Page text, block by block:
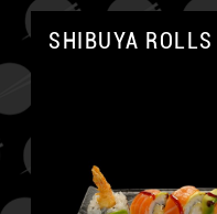
SHIBUYA ROLLS